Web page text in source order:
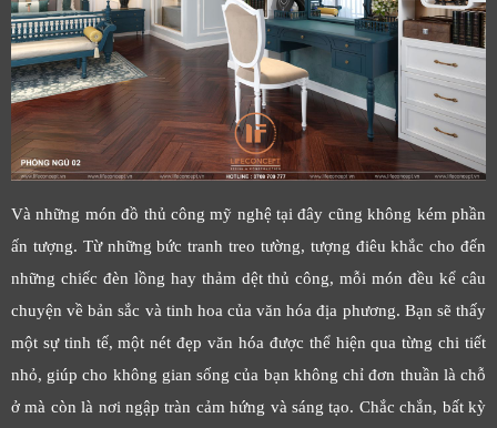
Và những món đồ thủ công mỹ nghệ tại đây cũng không kém phần
ấn tượng. Từ những bức tranh treo tường, tượng điêu khắc cho đến
những chiếc đèn lồng hay thảm dệt thủ công, mỗi món đều kể câu
chuyện về bản sắc và tinh hoa của văn hóa địa phương. Bạn sẽ thấy
một sự tinh tế, một nét đẹp văn hóa được thể hiện qua từng chi tiết
nhỏ, giúp cho không gian sống của bạn không chỉ đơn thuần là chỗ
ở mà còn là nơi ngập tràn cảm hứng và sáng tạo. Chắc chắn, bất kỳ